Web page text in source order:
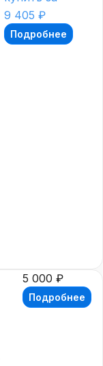
9 405 ₽
Подробнее
5 000 ₽
Подробнее